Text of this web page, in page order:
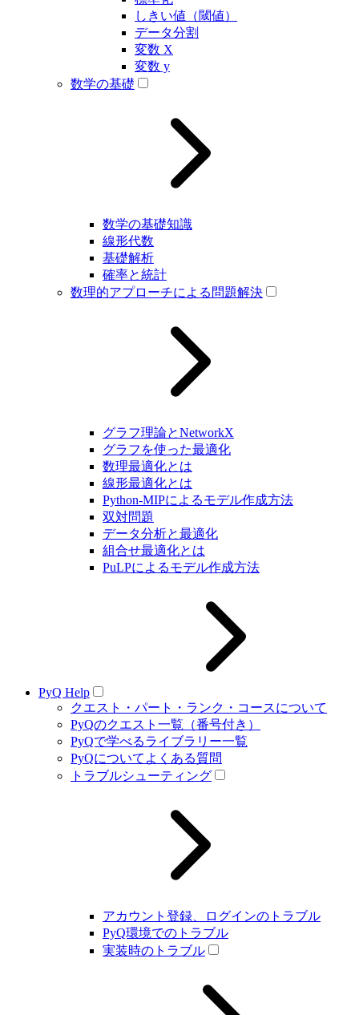
しきい値（閾値）
データ分割
変数 X
変数 y
数学の基礎
数学の基礎知識
線形代数
基礎解析
確率と統計
数理的アプローチによる問題解決
グラフ理論とNetworkX
グラフを使った最適化
数理最適化とは
線形最適化とは
Python-MIPによるモデル作成方法
双対問題
データ分析と最適化
組合せ最適化とは
PuLPによるモデル作成方法
PyQ Help
クエスト・パート・ランク・コースについて
PyQのクエスト一覧（番号付き）
PyQで学べるライブラリー一覧
PyQについてよくある質問
トラブルシューティング
アカウント登録、ログインのトラブル
PyQ環境でのトラブル
実装時のトラブル